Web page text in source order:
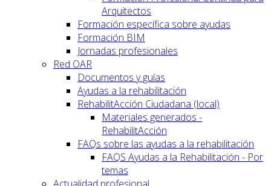
Arquitectos
Formación específica sobre ayudas
Formación BIM
Jornadas profesionales
Red OAR
Documentos y guías
Ayudas a la rehabilitación
RehabilitAcción Ciudadana (local)
Materiales generados -
RehabilitAcción
FAQs sobre las ayudas a la rehabilitación
FAQS Ayudas a la Rehabilitación - Por
temas